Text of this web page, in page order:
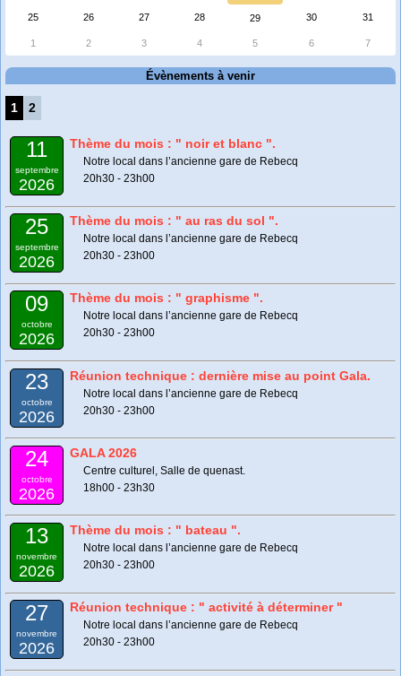
25 26 27 28 29 30 31
1 2 3 4 5 6 7
Évènements à venir
1 2
11
septembre
2026
Thème du mois : " noir et blanc ".
Notre local dans l’ancienne gare de Rebecq
20h30 - 23h00
25
septembre
2026
Thème du mois : " au ras du sol ".
Notre local dans l’ancienne gare de Rebecq
20h30 - 23h00
09
octobre
2026
Thème du mois : " graphisme ".
Notre local dans l’ancienne gare de Rebecq
20h30 - 23h00
23
octobre
2026
Réunion technique : dernière mise au point Gala.
Notre local dans l’ancienne gare de Rebecq
20h30 - 23h00
24
octobre
2026
GALA 2026
Centre culturel, Salle de quenast.
18h00 - 23h30
13
novembre
2026
Thème du mois : " bateau ".
Notre local dans l’ancienne gare de Rebecq
20h30 - 23h00
27
novembre
2026
Réunion technique : " activité à déterminer "
Notre local dans l’ancienne gare de Rebecq
20h30 - 23h00